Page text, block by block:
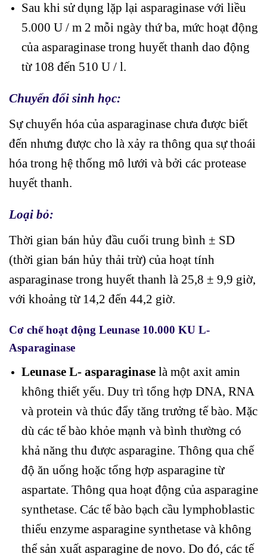
Sau khi sử dụng lặp lại asparaginase với liều
5.000 U / m 2 mỗi ngày thứ ba, mức hoạt động
của asparaginase trong huyết thanh dao động
từ 108 đến 510 U / l.
Chuyển đổi sinh học:
Sự chuyển hóa của asparaginase chưa được biết
đến nhưng được cho là xảy ra thông qua sự thoái
hóa trong hệ thống mô lưới và bởi các protease
huyết thanh.
Loại bỏ:
Thời gian bán hủy đầu cuối trung bình ± SD
(thời gian bán hủy thải trừ) của hoạt tính
asparaginase trong huyết thanh là 25,8 ± 9,9 giờ,
với khoảng từ 14,2 đến 44,2 giờ.
Cơ chế hoạt động Leunase 10.000 KU L-
Asparaginase
Leunase L- asparaginaselà một axit amin
không thiết yếu. Duy trì tổng hợp DNA, RNA
và protein và thúc đẩy tăng trưởng tế bào. Mặc
dù các tế bào khỏe mạnh và bình thường có
khả năng thu được asparagine. Thông qua chế
độ ăn uống hoặc tổng hợp asparagine từ
aspartate. Thông qua hoạt động của asparagine
synthetase. Các tế bào bạch cầu lymphoblastic
thiếu enzyme asparagine synthetase và không
thể sản xuất asparagine de novo. Do đó, các tế